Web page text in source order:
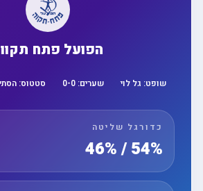
הפועל פתח תקווה
שופט:גל לוי שערים: 0 -0 סטטוס:הסתיים
כדורגל שליטה
54% / 46%